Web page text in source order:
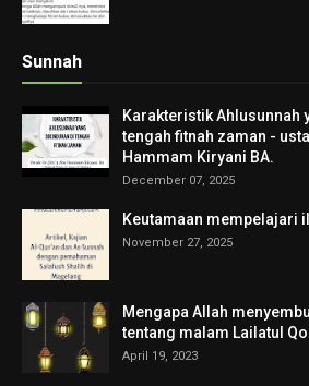
Sunnah
Karakteristik Ahlusunnah
tengah fitnah zaman -
Hammam Kiryani BA.
December 07, 2025
Keutamaan mempelajari
November 27, 2025
Mengapa Allah
tentang malam Lailatul
April 19, 2023